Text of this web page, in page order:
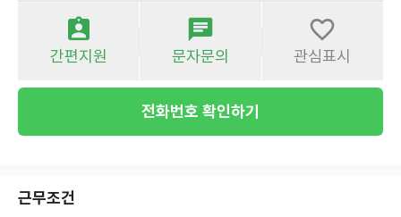
간편지원 문자문의 관심표시
전화번호 확인하기
근무조건